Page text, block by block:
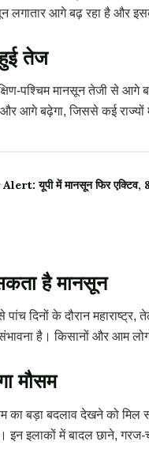
आगे बढ़ रहा है और इसके
तेज
पश्चिम मानसून तेजी से
आगे बढ़ेगा, जिससे कई राज्यों में
यूपी में मानसून फिर एक्टिव,
है मानसून
पांच दिनों के दौरान
संभावना है। किसानों और आम
मौसम
का बड़ा बदलाव देखने को
इलाकों में बादल छाने,